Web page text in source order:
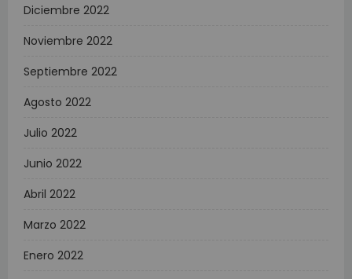
Diciembre 2022
Noviembre 2022
Septiembre 2022
Agosto 2022
Julio 2022
Junio 2022
Abril 2022
Marzo 2022
Enero 2022